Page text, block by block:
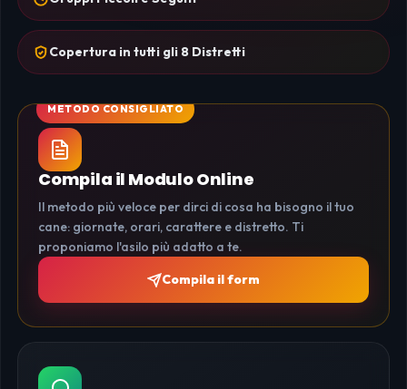
Copertura in tutti gli 8 Distretti
Compila il Modulo Online
Il metodo più veloce per dirci di cosa ha bisogno il tuo
cane: giornate, orari, carattere e distretto. Ti
proponiamo l'asilo più adatto a te.
Compila il form